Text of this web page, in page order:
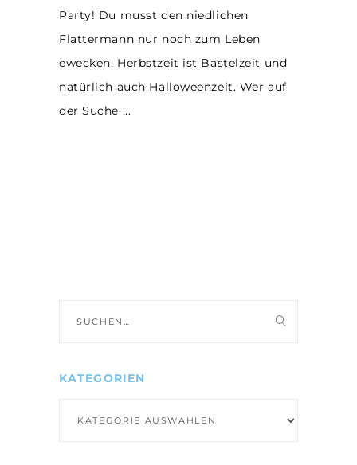
Party! Du musst den niedlichen
Flattermann nur noch zum Leben
ewecken. Herbstzeit ist Bastelzeit und
natürlich auch Halloweenzeit. Wer auf
der Suche
nach:
KATEGORIEN